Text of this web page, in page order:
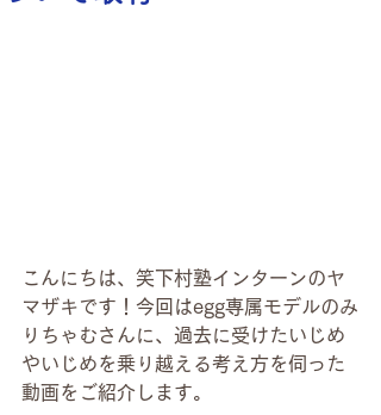
こんにちは、笑下村塾インターンのヤ
マザキです！今回はegg専属モデルのみ
りちゃむさんに、過去に受けたいじめ
やいじめを乗り越える考え方を伺った
動画をご紹介します。